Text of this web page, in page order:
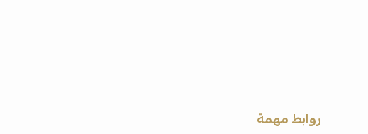
روابط مهمة